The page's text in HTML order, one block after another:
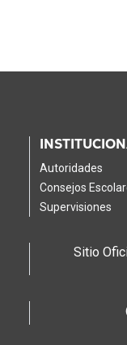
Autoridades
Consejos
Supervisiones
Sitio